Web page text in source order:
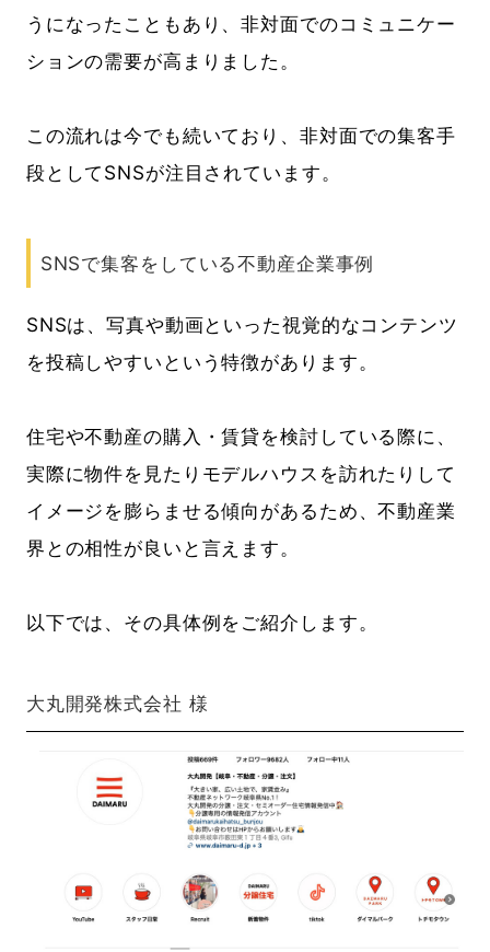
うになったこともあり、非対面でのコミュニケー
ションの需要が高まりました。
この流れは今でも続いており、非対面での集客手
段としてSNSが注目されています。
SNSで集客をしている不動産企業事例
SNSは、写真や動画といった視覚的なコンテンツ
を投稿しやすいという特徴があります。
住宅や不動産の購入・賃貸を検討している際に、
実際に物件を見たりモデルハウスを訪れたりして
イメージを膨らませる傾向があるため、不動産業
界との相性が良いと言えます。
以下では、その具体例をご紹介します。
大丸開発株式会社 様